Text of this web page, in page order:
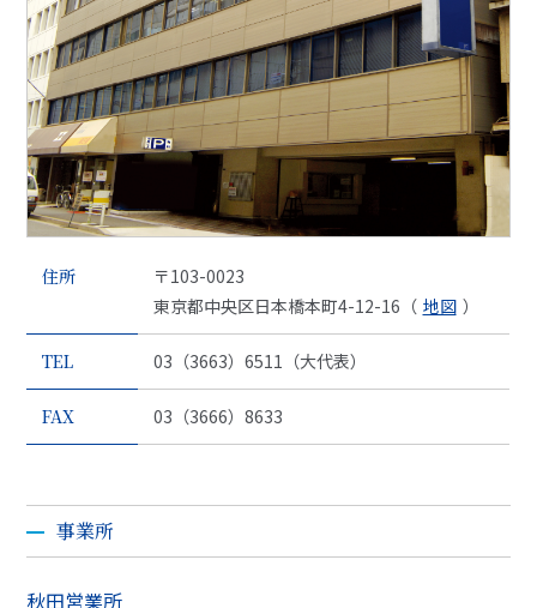
住所
〒103-0023
東京都中央区日本橋本町4-12-16（ 地図 ）
TEL 03（3663）6511（大代表）
FAX 03（3666）8633
事業所
秋田営業所